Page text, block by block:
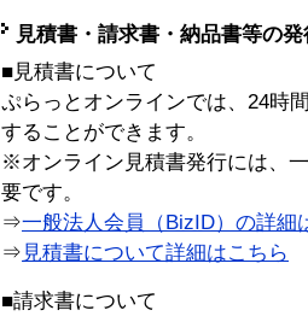
見積書・請求書・納品書等の
■見積書について
ぷらっとオンラインでは、24時
することができます。
※オンライン見積書発行には、
要です。
⇒一般法人会員（BizID）の詳細
⇒ 見積書について詳細はこちら
■請求書について